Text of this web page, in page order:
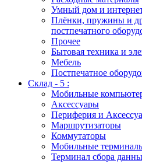
Умный дом и
Плёнки, пружины и
постпечатного
Прочее
Бытовая техника и
Мебель
Постпечатное
Склад - 5 :
Мобильные
Аксессуары
Периферия и
Маршрутизаторы
Коммутаторы
Мобильные
Терминал сбора